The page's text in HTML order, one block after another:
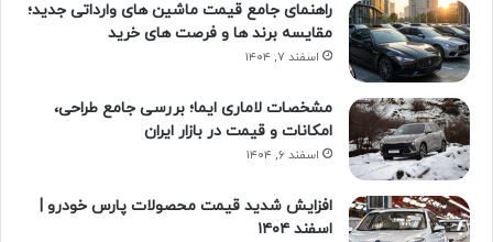
راهنمای جامع قیمت ماشین های وارداتی جدید؛
مقایسه برند ها و فرصت های خرید
اسفند ۷, ۱۴۰۴
مشخصات لاماری ایما؛ بررسی جامع طراحی،
امکانات و قیمت در بازار ایران
اسفند ۶, ۱۴۰۴
افزایش شدید قیمت محصولات پارس خودرو |
اسفند ۱۴۰۴